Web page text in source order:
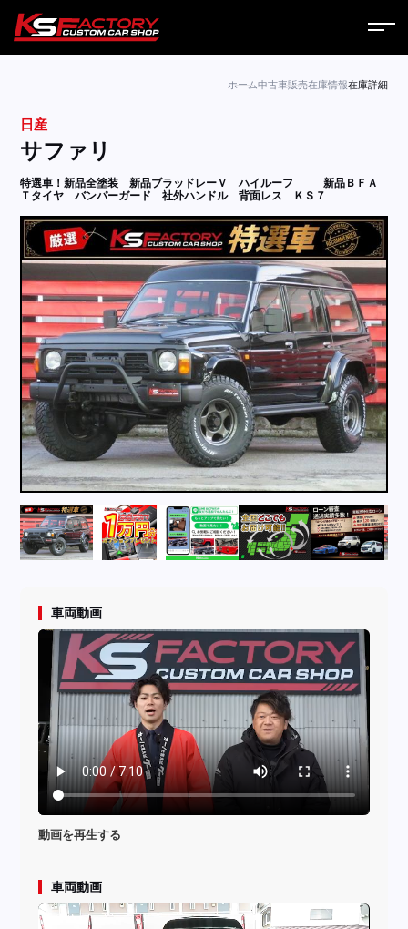
サービス
コラム
ニュース
営業日
お問い合わせ
採用情報
店舗問い合わせ
ホーム中古車販売在庫情報在庫詳細
日産
サファリ
特選車！新品全塗装 新品ブラッドレーＶ ハイルーフ
新品ＢＦＡ
Ｔタイヤ バンパーガード 社外ハンドル 背面レス ＫＳ７
車両動画
動画を再生する
車両動画